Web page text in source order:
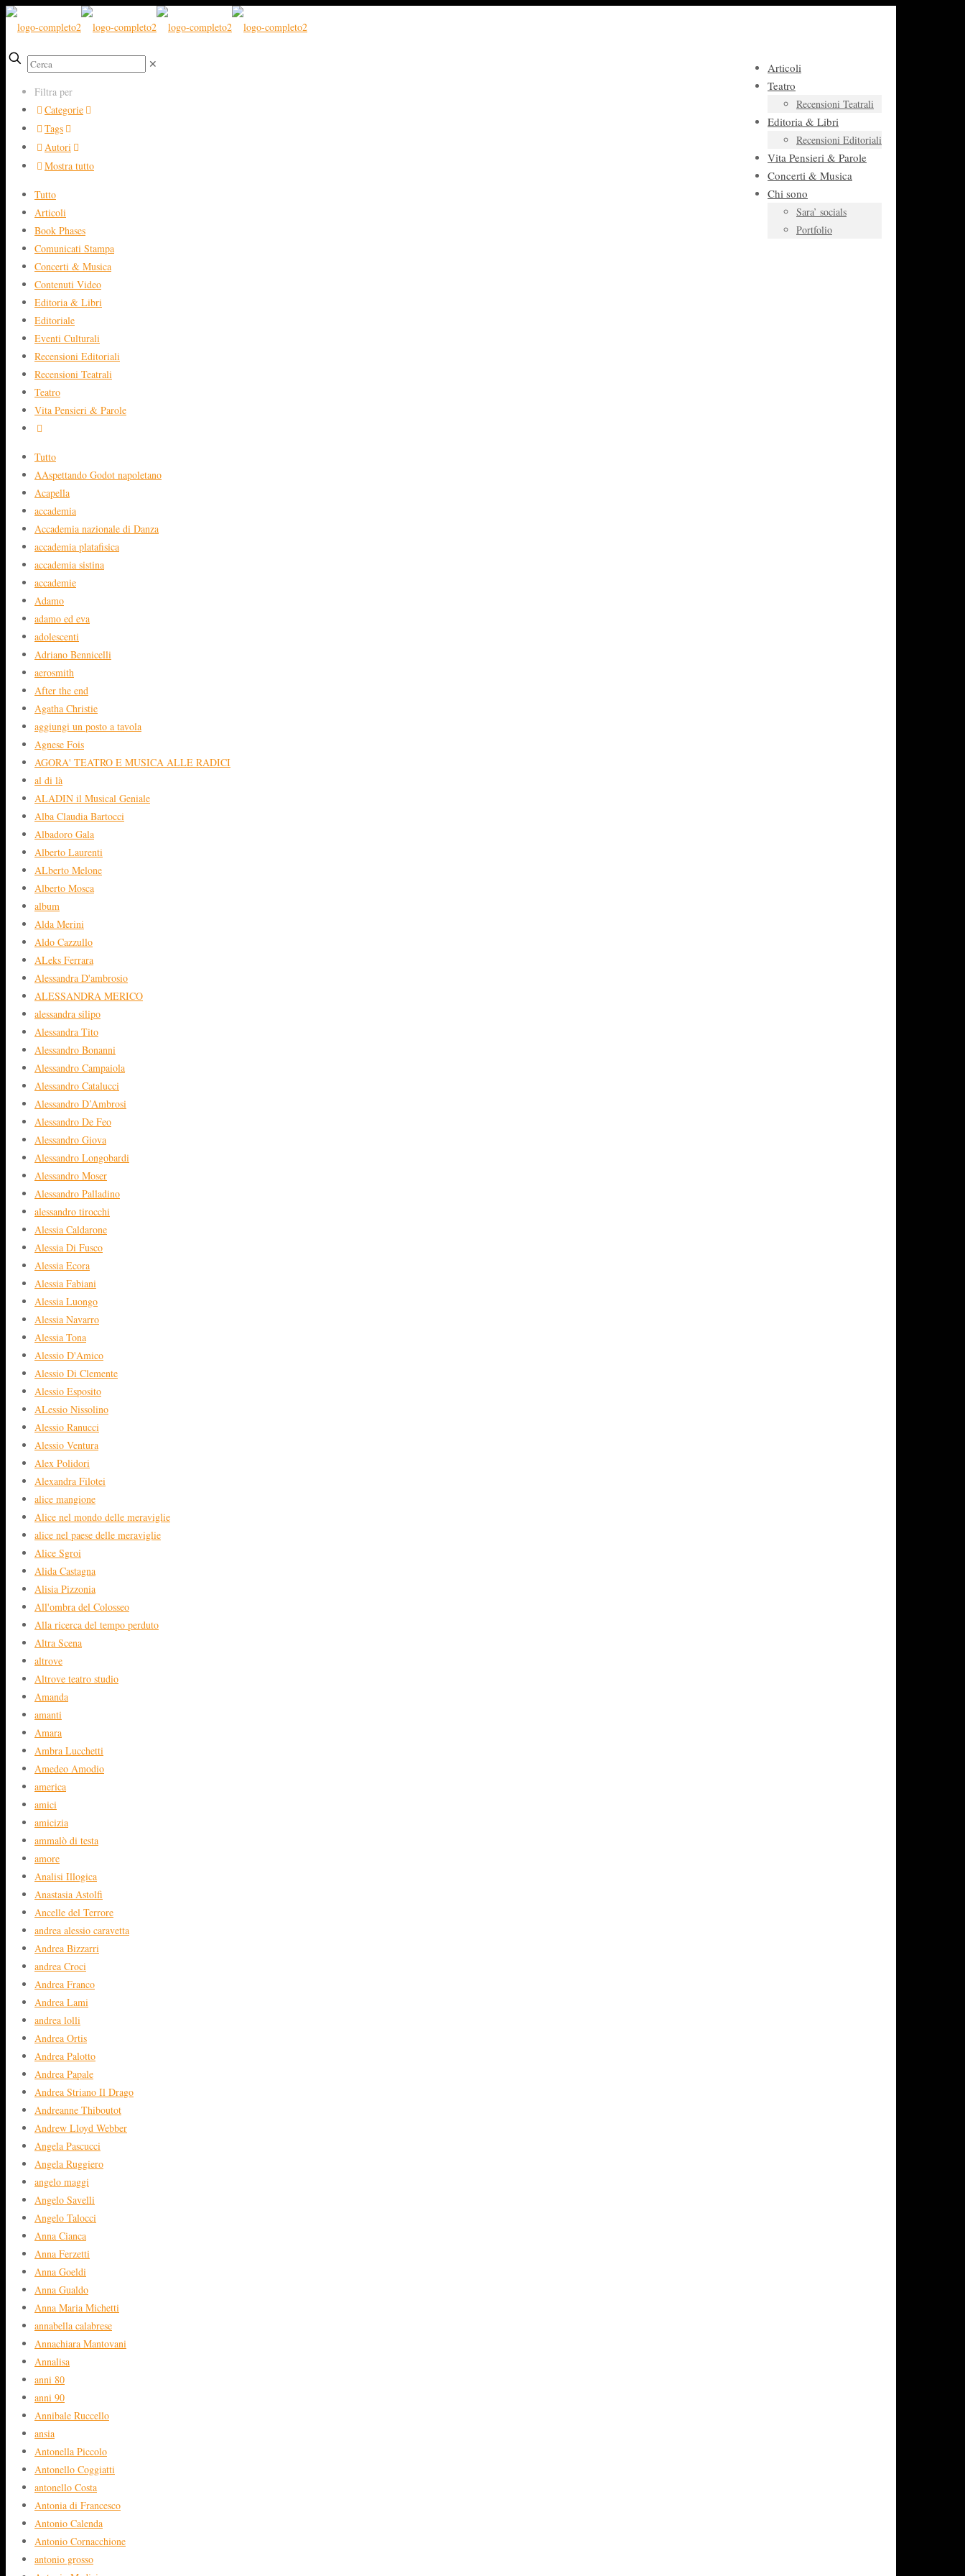
Articoli
Teatro
Recensioni Teatrali
Editoria & Libri
Recensioni Editoriali
Vita Pensieri & Parole
Concerti & Musica
Chi sono
Sara’ socials
Portfolio
✕
Filtra per
Categorie
Tags
Autori
Mostra tutto
Tutto
Articoli
Book Phases
Comunicati Stampa
Concerti & Musica
Contenuti Video
Editoria & Libri
Editoriale
Eventi Culturali
Recensioni Editoriali
Recensioni Teatrali
Teatro
Vita Pensieri & Parole
Tutto
AAspettando Godot napoletano
Acapella
accademia
Accademia nazionale di Danza
accademia platafisica
accademia sistina
accademie
Adamo
adamo ed eva
adolescenti
Adriano Bennicelli
aerosmith
After the end
Agatha Christie
aggiungi un posto a tavola
Agnese Fois
AGORA' TEATRO E MUSICA ALLE RADICI
al di là
ALADIN il Musical Geniale
Alba Claudia Bartocci
Albadoro Gala
Alberto Laurenti
ALberto Melone
Alberto Mosca
album
Alda Merini
Aldo Cazzullo
ALeks Ferrara
Alessandra D'ambrosio
ALESSANDRA MERICO
alessandra silipo
Alessandra Tito
Alessandro Bonanni
Alessandro Campaiola
Alessandro Catalucci
Alessandro D’Ambrosi
Alessandro De Feo
Alessandro Giova
Alessandro Longobardi
Alessandro Moser
Alessandro Palladino
alessandro tirocchi
Alessia Caldarone
Alessia Di Fusco
Alessia Ecora
Alessia Fabiani
Alessia Luongo
Alessia Navarro
Alessia Tona
Alessio D'Amico
Alessio Di Clemente
Alessio Esposito
ALessio Nissolino
Alessio Ranucci
Alessio Ventura
Alex Polidori
Alexandra Filotei
alice mangione
Alice nel mondo delle meraviglie
alice nel paese delle meraviglie
Alice Sgroi
Alida Castagna
Alisia Pizzonia
All'ombra del Colosseo
Alla ricerca del tempo perduto
Altra Scena
altrove
Altrove teatro studio
Amanda
amanti
Amara
Ambra Lucchetti
Amedeo Amodio
america
amici
amicizia
ammalò di testa
amore
Analisi Illogica
Anastasia Astolfi
Ancelle del Terrore
andrea alessio caravetta
Andrea Bizzarri
andrea Croci
Andrea Franco
Andrea Lami
andrea lolli
Andrea Ortis
Andrea Palotto
Andrea Papale
Andrea Striano Il Drago
Andreanne Thiboutot
Andrew Lloyd Webber
Angela Pascucci
Angela Ruggiero
angelo maggi
Angelo Savelli
Angelo Talocci
Anna Cianca
Anna Ferzetti
Anna Goeldi
Anna Gualdo
Anna Maria Michetti
annabella calabrese
Annachiara Mantovani
Annalisa
anni 80
anni 90
Annibale Ruccello
ansia
Antonella Piccolo
Antonello Coggiatti
antonello Costa
Antonia di Francesco
Antonio Calenda
Antonio Cornacchione
antonio grosso